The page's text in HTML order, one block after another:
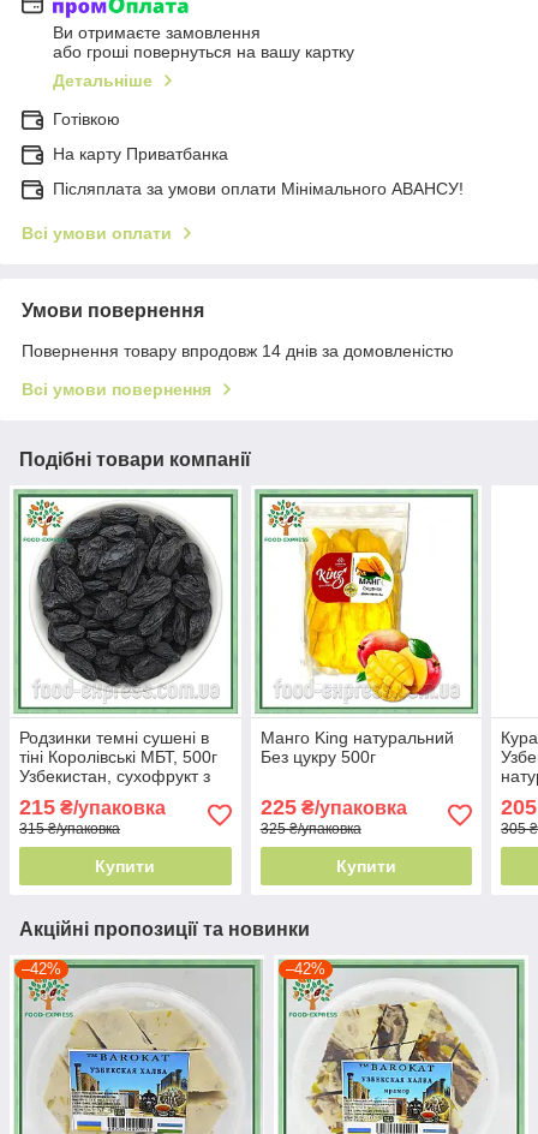
Ви отримаєте замовлення
або гроші повернуться на вашу картку
Детальніше
Готівкою
На карту Приватбанка
Післяплата за умови оплати Мінімального АВАНСУ!
Всі умови оплати
Умови повернення
Повернення товару впродовж 14 днів за домовленістю
Всі умови повернення
Подібні товари компанії
Родзинки темні сушені в
тіні Королівські МБТ, 500г
Узбекистан, сухофрукт з
кісточок
215 ₴/упаковка
315 ₴/упаковка
Купити
Манго King натуральний
Без цукру 500г
225₴/упаковка
325 ₴/упаковка
Купити
205
305
Акційні пропозиції та новинки
–42% –42%